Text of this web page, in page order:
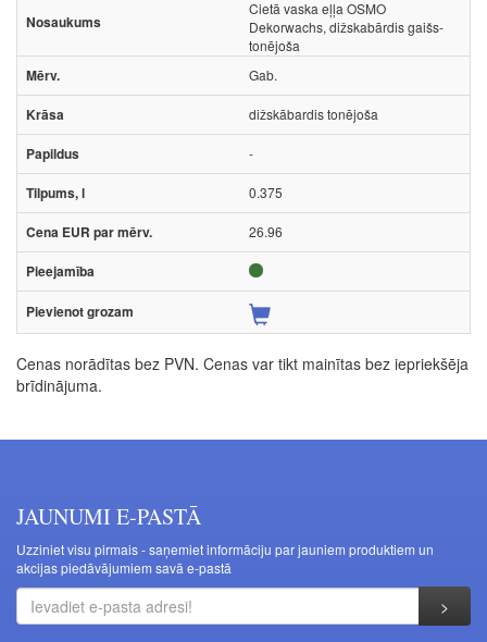
Cietā vaska eļļa OSMO
Dekorwachs, dižskabārdis gaišs-
tonējoša
Gab.
dižskābardis tonējoša
-
0.375
26.96
Cenas norādītas bez PVN. Cenas var tikt mainītas bez iepriekšēja
brīdinājuma.
JAUNUMI E-PASTĀ
Uzziniet visu pirmais - saņemiet informāciju par jauniem produktiem un
akcijas piedāvājumiem savā e-pastā